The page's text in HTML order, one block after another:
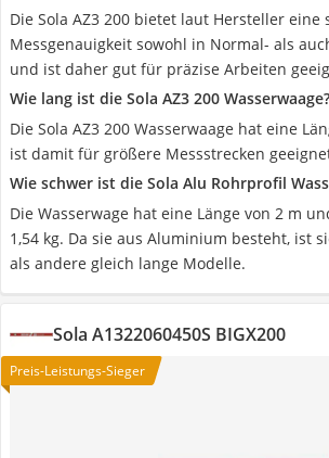
Die Sola AZ3 200 bietet laut Hersteller eine
Messgenauigkeit sowohl in Normal- als
und ist daher gut für präzise Arbeiten
Wie lang ist die Sola AZ3 200 Wasserwaage?
Die Sola AZ3 200 Wasserwaage hat eine
ist damit für größere Messstrecken
Wie schwer ist die Sola Alu Rohrprofil
‎Die Wasserwage hat eine Länge von 2 m
1,54 kg. Da sie aus Aluminium besteht, ist
als andere gleich lange Modelle.
Sola A1322060450S BIGX200
Preis-Leistungs-Sieger